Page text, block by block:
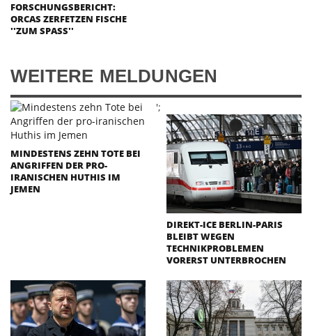
FORSCHUNGSBERICHT:
ORCAS ZERFETZEN FISCHE
''ZUM SPASS''
WEITERE MELDUNGEN
';
MINDESTENS ZEHN TOTE BEI
ANGRIFFEN DER PRO-
IRANISCHEN HUTHIS IM
JEMEN
DIREKT-ICE BERLIN-PARIS
BLEIBT WEGEN
TECHNIKPROBLEMEN
VORERST UNTERBROCHEN